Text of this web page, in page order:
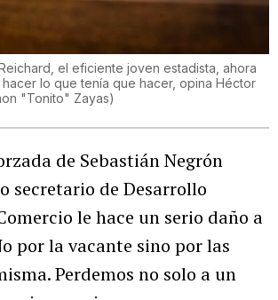
el eficiente joven estadista, ahora
lo que tenía que hacer, opina Héctor
"Tonito" Zayas)
de Sebastián Negrón
secretario de Desarrollo
le hace un serio daño a
por la vacante sino por las
Perdemos no solo a un